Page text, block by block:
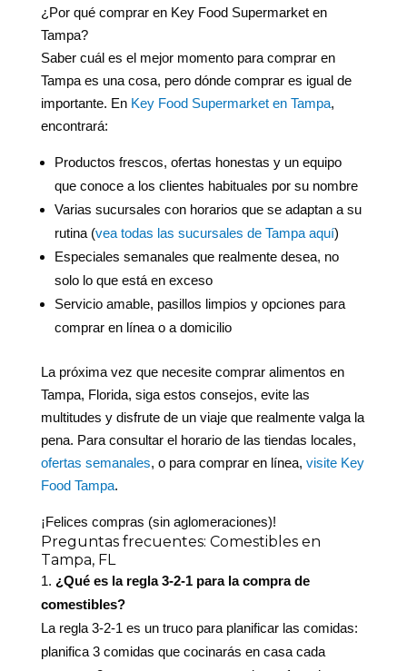
¿Por qué comprar en Key Food Supermarket en
Tampa?
Saber cuál es el mejor momento para comprar en
Tampa es una cosa, pero dónde comprar es igual de
importante. En Key Food Supermarket en Tampa,
encontrará:
Productos frescos, ofertas honestas y un equipo
que conoce a los clientes habituales por su nombre
Varias sucursales con horarios que se adaptan a su
rutina (vea todas las sucursales de Tampa aquí)
Especiales semanales que realmente desea, no
solo lo que está en exceso
Servicio amable, pasillos limpios y opciones para
comprar en línea o a domicilio
La próxima vez que necesite comprar alimentos en
Tampa, Florida, siga estos consejos, evite las
multitudes y disfrute de un viaje que realmente valga la
pena. Para consultar el horario de las tiendas locales,
ofertas semanales, o para comprar en línea, visite Key
Food Tampa.
¡Felices compras (sin aglomeraciones)!
Preguntas frecuentes: Comestibles en
Tampa, FL
¿Qué es la regla 3-2-1 para la compra de
comestibles?
La regla 3-2-1 es un truco para planificar las comidas:
planifica 3 comidas que cocinarás en casa cada